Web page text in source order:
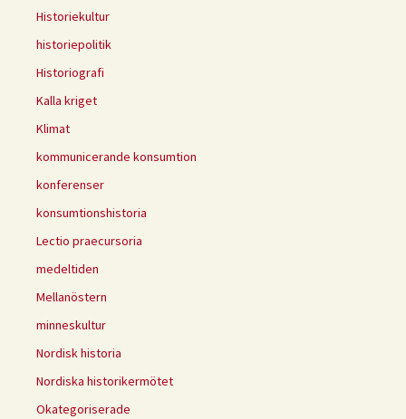
Historiekultur
historiepolitik
Historiografi
Kalla kriget
Klimat
kommunicerande konsumtion
konferenser
konsumtionshistoria
Lectio praecursoria
medeltiden
Mellanöstern
minneskultur
Nordisk historia
Nordiska historikermötet
Okategoriserade